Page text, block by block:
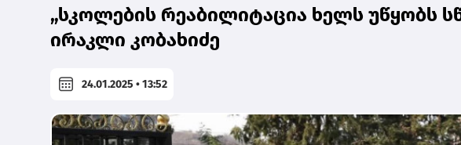
„სკოლების რეაბილიტაცია ხელს უწყობს
ირაკლი კობახიძე
24.01.2025 • 13:52